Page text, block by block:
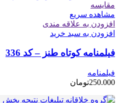
مقایسه
مشاهده سریع
افزودن به علاقه مندی
افزودن به سبد خرید
فیلمنامه کوتاه طنز – کد 336
فیلمنامه
250.000تومان